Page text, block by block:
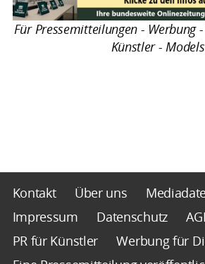
Für Pressemitteilungen - Werbung
Künstler - Models
Kontakt Über uns
Impressum
Datenschutz
PR für Künstler
Werbung für